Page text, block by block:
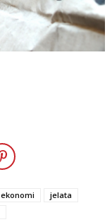
ekonomi
jelata